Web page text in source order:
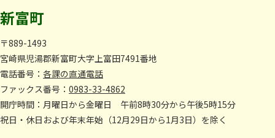
新富町
〒889-1493
宮崎県児湯郡新富町大字上富田7491番地
電話番号： 各課の直通電話
ファックス番号： 0983-33-4862
開庁時間：月曜日から金曜日 午前8時30分から午後5時15分
祝日・休日および年末年始（12月29日から1月3日）を除く